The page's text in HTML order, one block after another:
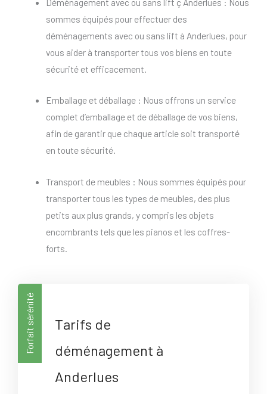
sommes équipés pour effectuer des
déménagements avec ou sans lift à Anderlues, pour
vous aider à transporter tous vos biens en toute
sécurité et efficacement.
Emballage et déballage : Nous offrons un service
complet d’emballage et de déballage de vos biens,
afin de garantir que chaque article soit transporté
en toute sécurité.
Transport de meubles : Nous sommes équipés pour
transporter tous les types de meubles, des plus
petits aux plus grands, y compris les objets
encombrants tels que les pianos et les coffres-
forts.
Forfait sérénité
Tarifs de
déménagement à
Anderlues